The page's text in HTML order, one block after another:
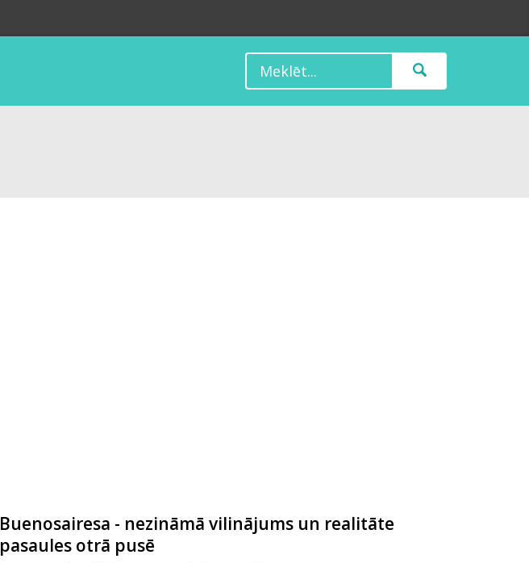
Buenosairesa - nezināmā vilinājums un realitāte
pasaules otrā pusē